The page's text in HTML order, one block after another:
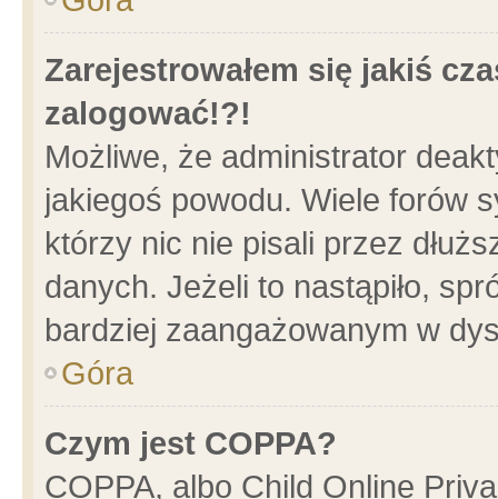
Zarejestrowałem się jakiś
zalogować!?!
Możliwe, że administrator
jakiegoś powodu. Wiele forów
którzy nic nie pisali przez
danych. Jeżeli to nastąpiło,
bardziej zaangażowanym w
Góra
Czym jest COPPA?
COPPA, albo Child Online